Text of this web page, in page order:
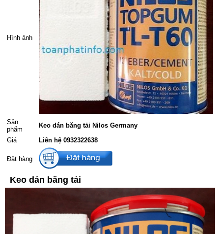
Hình ảnh
Sản
phẩm
Keo dán băng tải Nilos Germany
Giá
Liên hệ 0932322638
Đặt hàng
Keo dán băng tải